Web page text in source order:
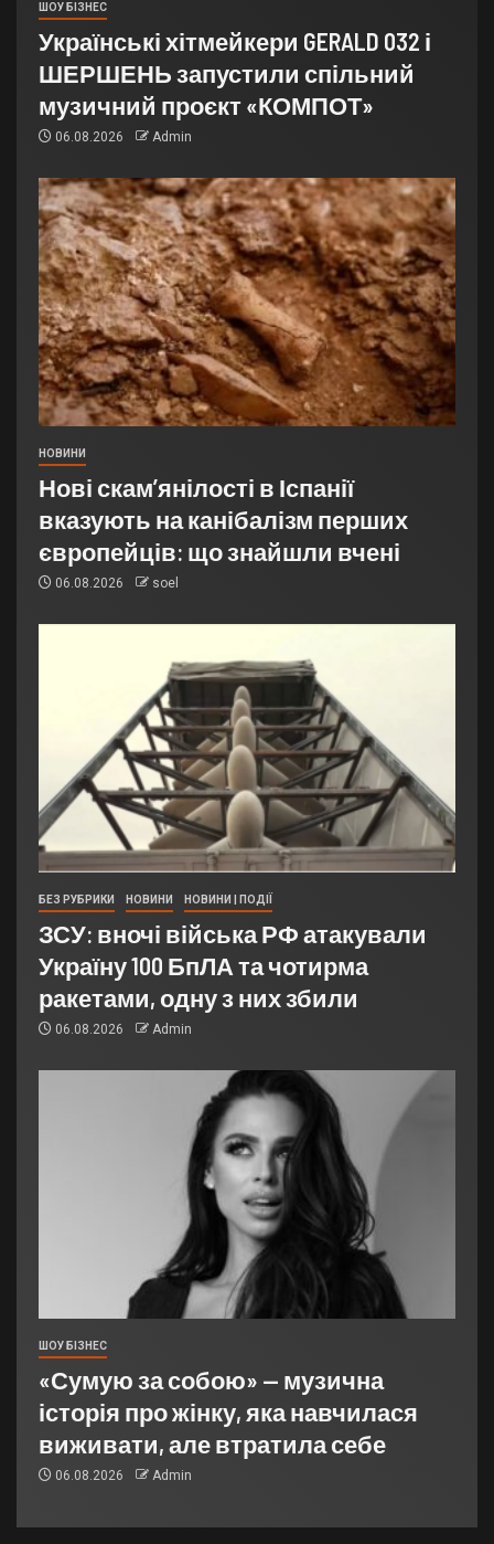
ШОУ БІЗНЕС
Українські хітмейкери GERALD 032 і
ШЕРШЕНЬ запустили спільний
музичний проєкт «КОМПОТ»
06.08.2026 Admin
НОВИНИ
Нові скам’янілості в Іспанії
вказують на канібалізм перших
європейців: що знайшли вчені
06.08.2026 soel
БЕЗ РУБРИКИ НОВИНИ НОВИНИ | ПОДІЇ
ЗСУ: вночі війська РФ атакували
Україну 100 БпЛА та чотирма
ракетами, одну з них збили
06.08.2026 Admin
ШОУ БІЗНЕС
«Сумую за собою» — музична
історія про жінку, яка навчилася
виживати, але втратила себе
06.08.2026 Admin